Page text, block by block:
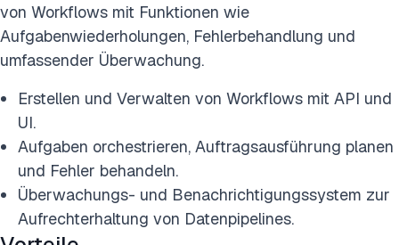
von Workflows mit Funktionen wie
Aufgabenwiederholungen, Fehlerbehandlung und
umfassender Überwachung.
Erstellen und Verwalten von Workflows mit API und
UI.
Aufgaben orchestrieren, Auftragsausführung planen
und Fehler behandeln.
Überwachungs- und Benachrichtigungssystem zur
Aufrechterhaltung von Datenpipelines.